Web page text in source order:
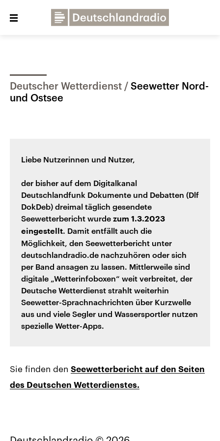
Close
Dialog und Kontakt Veranstaltungen
Deutscher Wetterdienst
Seewetter Nord-
und Ostsee
Liebe Nutzerinnen und Nutzer,
der bisher auf dem Digitalkanal
Deutschlandfunk Dokumente und Debatten (Dlf
DokDeb) dreimal täglich gesendete
Seewetterbericht wurde zum 1.3.2023
eingestellt. Damit entfällt auch die
Möglichkeit, den Seewetterbericht unter
deutschlandradio.de nachzuhören oder sich
per Band ansagen zu lassen. Mittlerweile sind
digitale „Wetterinfoboxen“ weit verbreitet, der
Deutsche Wetterdienst strahlt weiterhin
Seewetter-Sprachnachrichten über Kurzwelle
aus und viele Segler und Wassersportler nutzen
spezielle Wetter-Apps.
Sie finden den Seewetterbericht auf den Seiten
des Deutschen Wetterdienstes.